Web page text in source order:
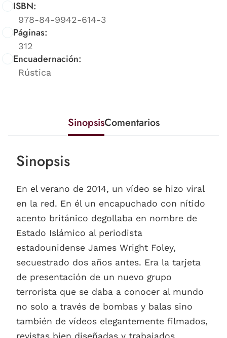
ISBN:
978-84-9942-614-3
Páginas:
312
Encuadernación:
Rústica
SinopsisComentarios
Sinopsis
En el verano de 2014, un vídeo se hizo viral
en la red. En él un encapuchado con nítido
acento británico degollaba en nombre de
Estado Islámico al periodista
estadounidense James Wright Foley,
secuestrado dos años antes. Era la tarjeta
de presentación de un nuevo grupo
terrorista que se daba a conocer al mundo
no solo a través de bombas y balas sino
también de vídeos elegantemente filmados,
revistas bien diseñadas y trabajados